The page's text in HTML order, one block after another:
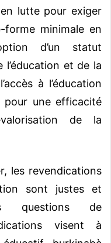
lutte pour exiger
minimale en
d’un statut
et de la
à l’éducation
une efficacité
de la
les revendications
sont justes et
questions de
visent à